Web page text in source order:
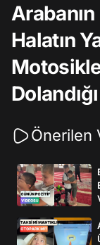
Halatın
Önerilen